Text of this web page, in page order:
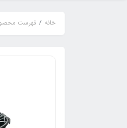
خانه فهرست